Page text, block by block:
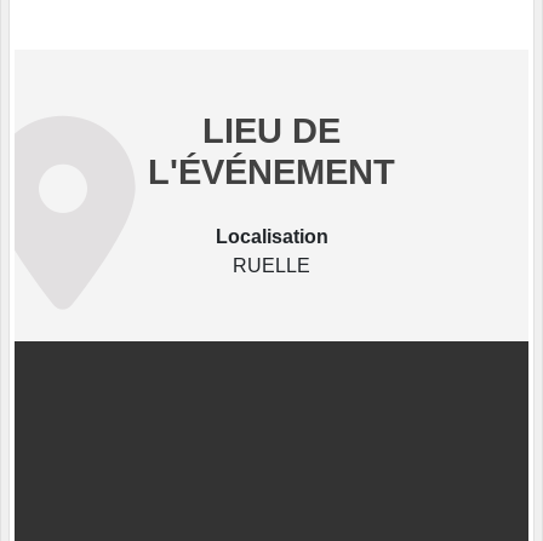
LIEU DE
L'ÉVÉNEMENT
Localisation
RUELLE